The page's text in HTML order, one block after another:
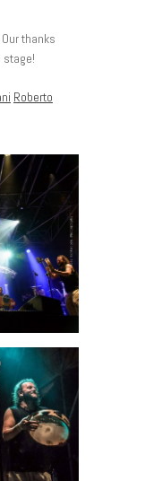
Our thanks
stage!
Roberto